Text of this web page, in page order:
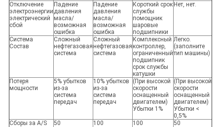
Отключение
электроэнергии
электрический
сбой
Падение
давления
масла/
возможная
ошибка
Падение
давления
масла/
возможная
ошибка
Короткий срок
службы
помощник
шаровые
подшипники
Нет, нет.
Система
Состав
Сложный
нефтегазовая
система
Сложный
нефтегазовая
система
Комплексный
контроллер,
ограниченный
подшипник
срок службы
катушки
Легко.
(заполните
тип машины)
Потеря
мощности
5% убытков
из-за
система
передач
10% убытков
из-за
система
передач
(При высокой
скорости
оснащенный
двигателем)
Убытки 1%
(При высокой
скорости
оснащенный
двигателем)
Убытки <
0,5%
Сборы за A/S
50 100 100 50